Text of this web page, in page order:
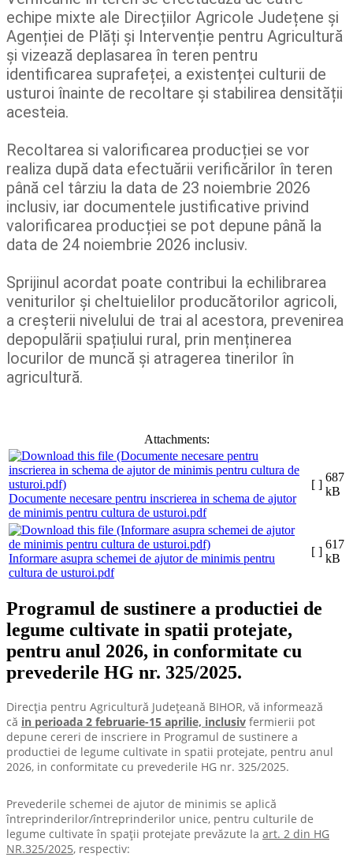
echipe mixte ale Direcțiilor Agricole Județene și
Agenției de Plăți și Intervenție pentru Agricultură
și vizează deplasarea în teren pentru
identificarea suprafeței, a existenței culturii de
usturoi înainte de recoltare și stabilirea densității
acesteia.
Recoltarea si valorificarea producției se vor
realiza după data efectuării verificărilor în teren
până cel târziu la data de 23 noiembrie 2026
inclusiv, iar documentele justificative privind
valorificarea producției se pot depune până la
data de 24 noiembrie 2026 inclusiv.
Sprijinul acordat poate contribui la echilibrarea
veniturilor şi cheltuielilor producătorilor agricoli,
a creșterii nivelului de trai al acestora, prevenirea
depopulării spațiului rural, prin menținerea
locurilor de muncă și atragerea tinerilor în
agricultură.
Attachments:
Documente necesare pentru inscrierea in schema de ajutor
de minimis pentru cultura de usturoi.pdf
[ ]
687
kB
Informare asupra schemei de ajutor de minimis pentru
cultura de usturoi.pdf
[ ]
617
kB
Programul de sustinere a productiei de
legume cultivate in spatii protejate,
pentru anul 2026, in conformitate cu
prevederile HG nr. 325/2025.
Direcţia pentru Agricultură Judeţeană BIHOR, vă informează
că in perioada 2 februarie-15 aprilie, inclusiv fermierii pot
depune cereri de inscriere in Programul de sustinere a
productiei de legume cultivate in spatii protejate, pentru anul
2026, in conformitate cu prevederile HG nr. 325/2025.
Prevederile schemei de ajutor de minimis se aplică
întreprinderilor/întreprinderilor unice, pentru culturile de
legume cultivate în spaţii protejate prevăzute la art. 2 din HG
NR.325/2025, respectiv: